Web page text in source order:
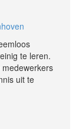
te leren.
uit te